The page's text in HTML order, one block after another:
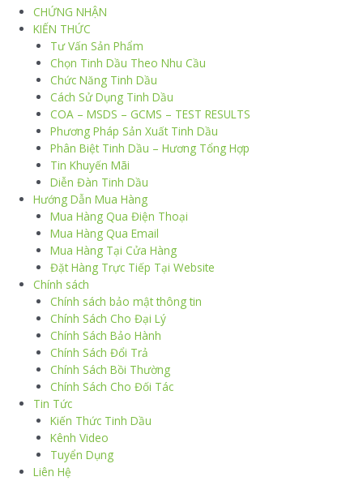
CHỨNG NHẬN
KIẾN THỨC
Tư Vấn Sản Phẩm
Chọn Tinh Dầu Theo Nhu Cầu
Chức Năng Tinh Dầu
Cách Sử Dụng Tinh Dầu
COA – MSDS – GCMS – TEST RESULTS
Phương Pháp Sản Xuất Tinh Dầu
Phân Biệt Tinh Dầu – Hương Tổng Hợp
Tin Khuyến Mãi
Diễn Đàn Tinh Dầu
Hướng Dẫn Mua Hàng
Mua Hàng Qua Điện Thoại
Mua Hàng Qua Email
Mua Hàng Tại Cửa Hàng
Đặt Hàng Trực Tiếp Tại Website
Chính sách
Chính sách bảo mật thông tin
Chính Sách Cho Đại Lý
Chính Sách Bảo Hành
Chính Sách Đổi Trả
Chính Sách Bồi Thường
Chính Sách Cho Đối Tác
Tin Tức
Kiến Thức Tinh Dầu
Kênh Video
Tuyển Dụng
Liên Hệ